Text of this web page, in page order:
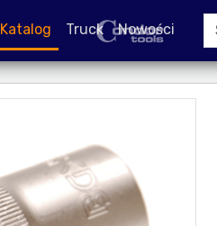
Katalog Truck Nowości